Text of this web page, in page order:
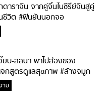
ดาราจีน จากคู่จิ้นในซีรี่ย์จีนสู่คู่
ชีวิต #ฟินยันนอกจอ
ยบ-ลลนา พาไปส่องของ
กสูตรดูแลสุขภาพ #ล้างจมูก
ะสอนให้
าม